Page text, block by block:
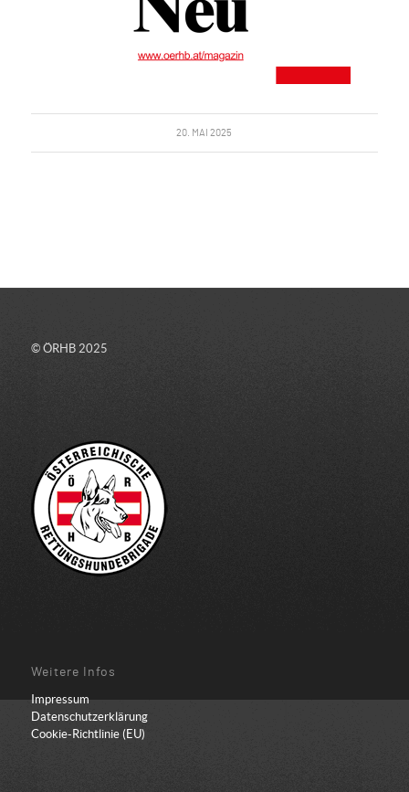
20. MAI 2025
© ÖRHB 2025
Weitere Infos
Impressum
Datenschutzerklärung
Cookie-Richtlinie (EU)